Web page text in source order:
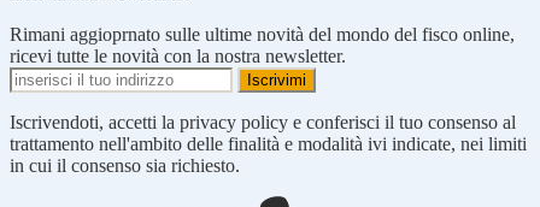
Rimani aggioprnato sulle ultime novità del mondo del fisco online,
ricevi tutte le novità con la nostra newsletter.
Iscrivendoti, accetti la privacy policy e conferisci il tuo consenso al
trattamento nell'ambito delle finalità e modalità ivi indicate, nei limiti
in cui il consenso sia richiesto.